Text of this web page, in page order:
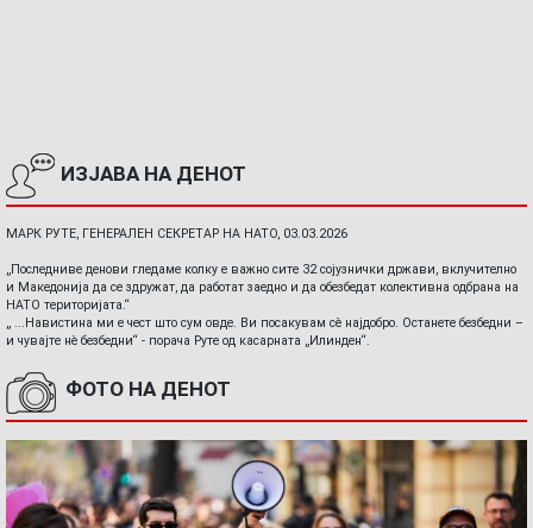
ИЗЈАВА НА ДЕНОТ
МАРК РУТЕ, ГЕНЕРАЛЕН СЕКРЕТАР НА НАТО, 03.03.2026
„Последниве денови гледаме колку е важно сите 32 сојузнички држави, вклучително
и Македонија да се здружат, да работат заедно и да обезбедат колективна одбрана на
НАТО територијата.“
„ ...Навистина ми е чест што сум овде. Ви посакувам сè најдобро. Останете безбедни –
и чувајте нè безбедни“ - порача Руте од касарната „Илинден“.
ФОТО НА ДЕНОТ